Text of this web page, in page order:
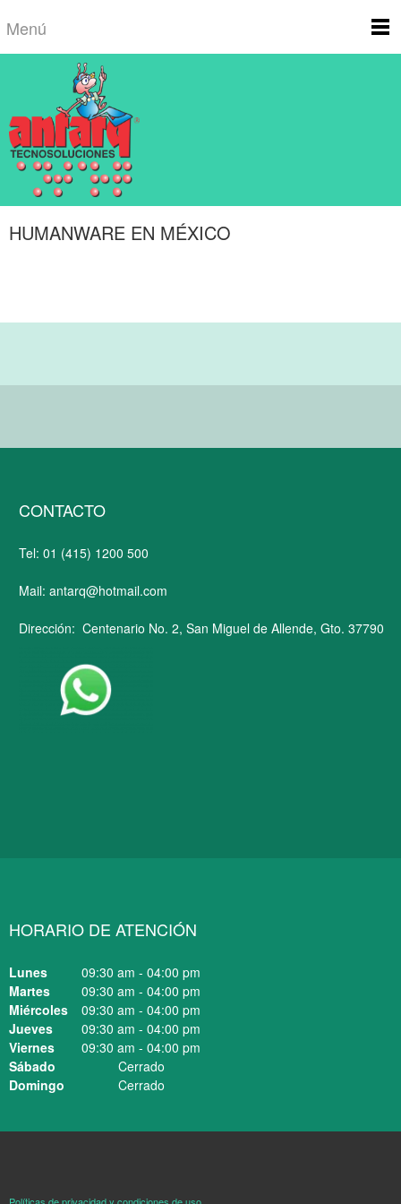
Menú
HUMANWARE EN MÉXICO
HORARIO DE ATENCIÓN
Lunes 09:30 am - 04:00 pm
Martes
09:30 am - 04:00 pm
Miércoles
09:30 am - 04:00 pm
Jueves
09:30 am - 04:00 pm
Viernes
09:30 am - 04:00 pm
Sábado
Cerrado
Domingo
Cerrado
CONTACTO
Tel: 01 (415) 1200 500
Mail: antarq@hotmail.com
Dirección: Centenario No. 2, San Miguel de Allende, Gto. 37790